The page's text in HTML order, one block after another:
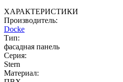
ХАРАКТЕРИСТИКИ
Производитель:
Docke
Тип:
фасадная панель
Серия:
Stern
Материал: